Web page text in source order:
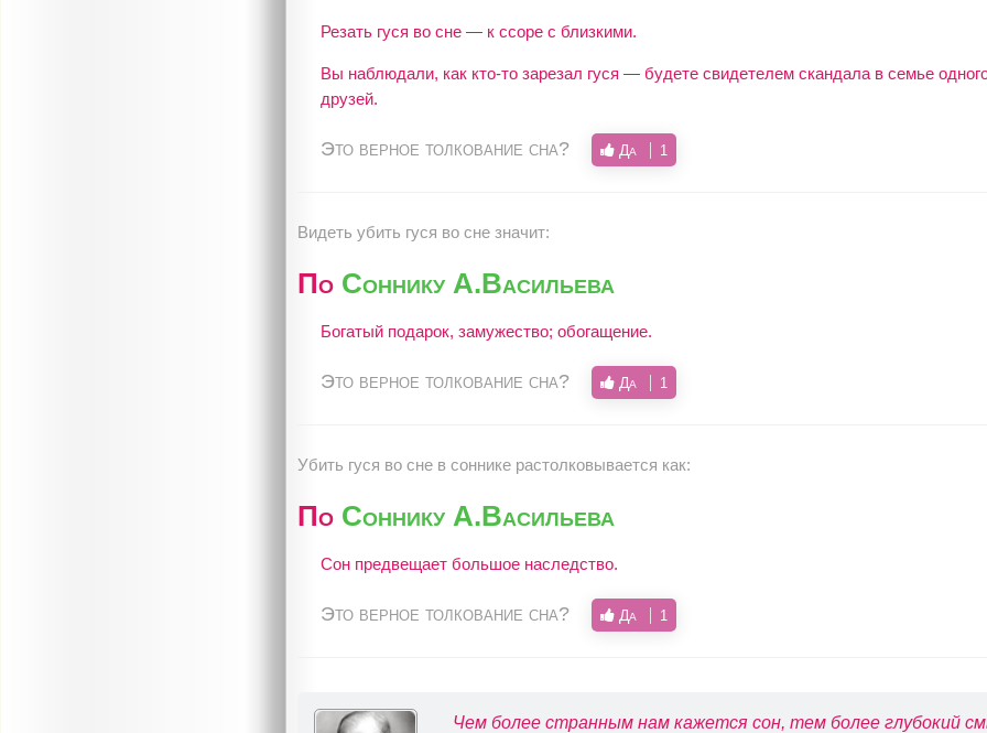
Резать гуся во сне — к ссоре с близкими.
Вы наблюдали, как кто-то зарезал гуся — будете свидетелем скандала в семье
друзей.
Это верное толкование сна? Да 1
Видеть убить гуся во сне значит:
По Соннику А.Васильева
Богатый подарок, замужество; обогащение.
Это верное толкование сна? Да 1
Убить гуся во сне в соннике растолковывается как:
По Соннику А.Васильева
Сон предвещает большое наследство.
Это верное толкование сна? Да 1
Чем более странным нам кажется сон, тем более глубокий